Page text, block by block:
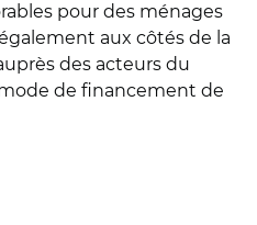
pour des ménages
aux côtés de la
des acteurs du
de financement de